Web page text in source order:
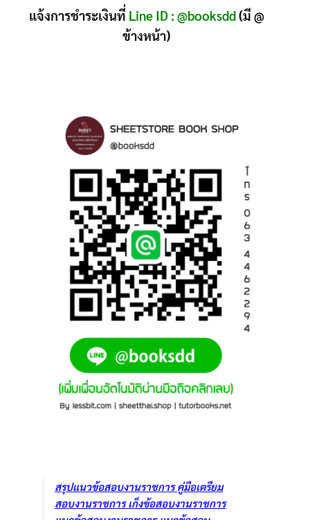
แจ้งการชำระเงินที่ Line ID : @booksdd(มี @
ข้างหน้า)
สรุปแนวข้อสอบงานราชการ คู่มือเตรืยม
สอบงานราชการ เก็งข้อสอบงานราชการ